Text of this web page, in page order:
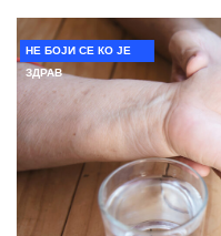
НЕ БОЈИ СЕ КО ЈЕ
ЗДРАВ